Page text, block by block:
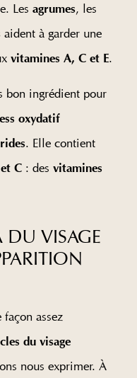
Les agrumes, les
aident à garder une
vitamines A, C et E.
bon ingrédient pour
oxydatif
. Elle contient
C : des vitamines
DU VISAGE
façon assez
du visage
nous exprimer. À